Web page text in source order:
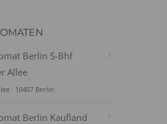
Berlin S-Bhf
Allee
· 10407 Berlin
Berlin Kaufland